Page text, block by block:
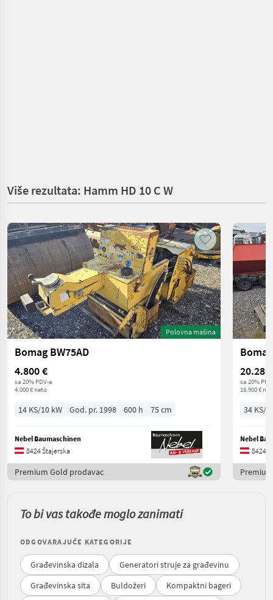
Više rezultata: Hamm HD 10 C W
Polovna mašina
Bomag BW75AD
4.800 €
sa 20% PDV-a
4.000 € neto
14 KS/10 kW God. pr. 1998 600 h 75 cm
Nebel Baumaschinen
8424 Štajerska
Premium Gold prodavac
20.280
sa 20%
16.900 €
34 KS/
Nebel
8424
To bi vas takođe moglo zanimati
ODGOVARAJUĆE KATEGORIJE
Građevinska dizala
Generatori struje za građevinu
Građevinska sita
Buldožeri
Kompaktni bageri